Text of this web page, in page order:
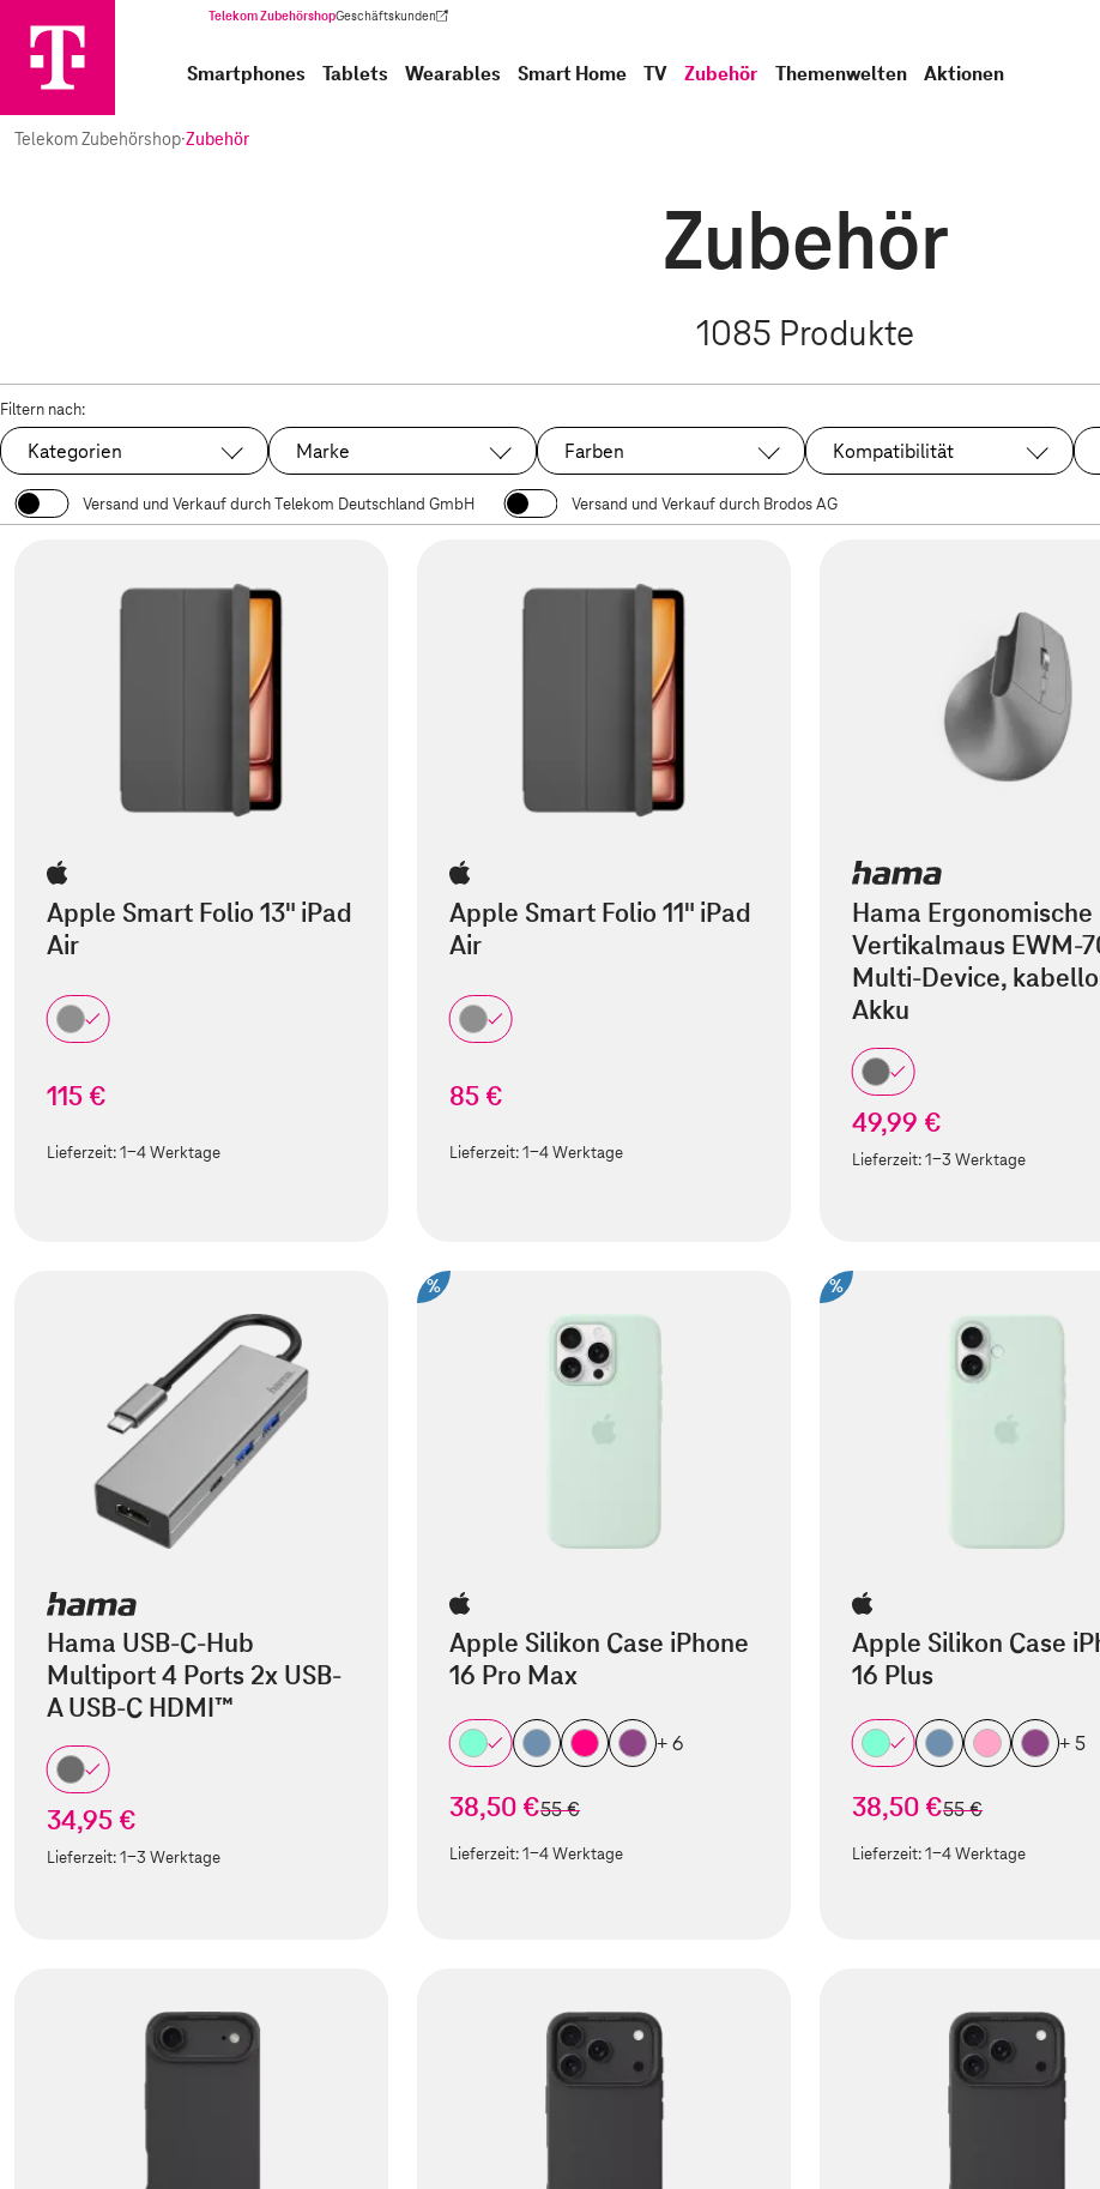
Telekom ZubehörshopGeschäftskunden
(Wird in einem neuen Tab geöffnet)
Smartphones Tablets Wearables Smart Home TV Zubehör Themenwelten Aktionen
Telekom Zubehörshop·Zubehör
Zubehör
1085 Produkte
Filtern nach:
Kategorien Marke Farben Kompatibilität
Versand und Verkauf durch Telekom Deutschland GmbH Versand und Verkauf durch Brodos AG
Apple Smart Folio 13" iPad
Air
115 €
Lieferzeit:1-4 Werktage
Apple Smart Folio 11" iPad
Air
85 €
Lieferzeit:1-4 Werktage
Hama Ergonomische
Vertikalmaus EWM-
Multi-Device,
Akku
49,99 €
Lieferzeit:1-3 Werktage
Hama USB-C-Hub
Multiport 4 Ports 2x USB-
A USB-C HDMI™
34,95 €
Lieferzeit:1-3 Werktage
%
Apple Silikon Case iPhone
16 Pro Max
+ 6
38,50 €statt
55 €
Lieferzeit:1-4 Werktage
%
Apple Silikon Case
16 Plus
+ 5
38,50 €statt
55 €
Lieferzeit:1-4 Werktage